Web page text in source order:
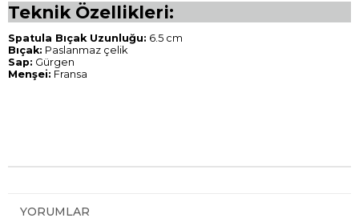
Teknik Özellikleri:
Spatula Bıçak Uzunluğu: 6.5 cm
Bıçak: Paslanmaz çelik
Sap: Gürgen
Menşei: Fransa
YORUMLAR